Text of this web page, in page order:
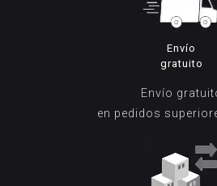
Envío
gratuito
Envío
en pedidos